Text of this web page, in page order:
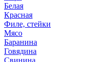
Белая
Красная
Филе, стейки
Мясо
Баранина
Говядина
Свинина